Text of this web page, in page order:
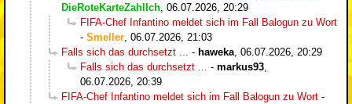
DieRoteKarteZahlIch 06.07.2026, 20:29
FIFA-Chef Infantino meldet sich im Fall Balogun zu Wort
- Smeller 06.07.2026, 21:03
Falls sich das durchsetzt ...
- haweka 06.07.2026, 20:29
Falls sich das durchsetzt ...
- markus93
06.07.2026, 20:39
FIFA-Chef Infantino meldet sich im Fall Balogun zu Wort -